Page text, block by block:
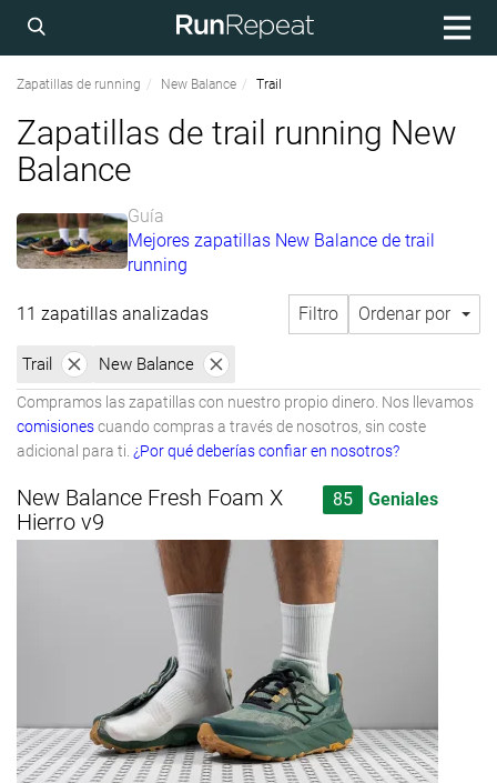
Zapatillas de running New Balance Trail
Zapatillas de trail running New
Balance
Guía
Mejores zapatillas New Balance de trail
running
11 zapatillas analizadas Filtro Ordenar por
Trail New Balance
Compramos las zapatillas con nuestro propio dinero. Nos llevamos
comisionescuando compras a través de nosotros, sin coste
adicional para ti. ¿Por qué deberías confiar en nosotros?
New Balance Fresh Foam X
Hierro v9
85 Geniales